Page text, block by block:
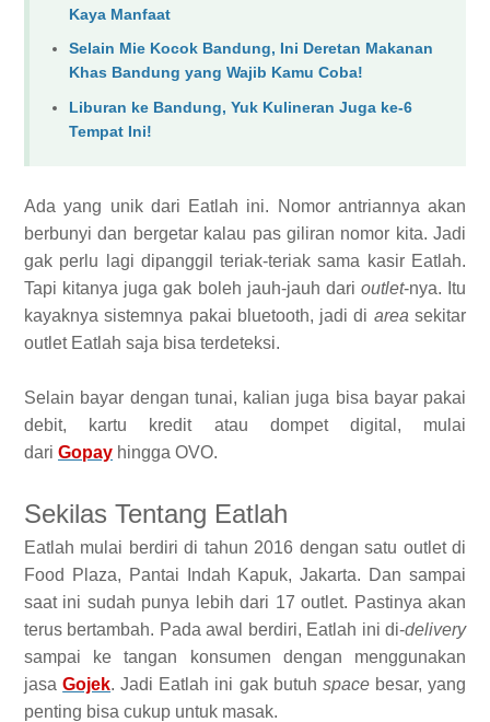
Kaya Manfaat
Selain Mie Kocok Bandung, Ini Deretan Makanan
Khas Bandung yang Wajib Kamu Coba!
Liburan ke Bandung, Yuk Kulineran Juga ke-6
Tempat Ini!
Ada yang unik dari Eatlah ini. Nomor antriannya akan
berbunyi dan bergetar kalau pas giliran nomor kita. Jadi
gak perlu lagi dipanggil teriak-teriak sama kasir Eatlah.
Tapi kitanya juga gak boleh jauh-jauh dari outlet-nya. Itu
kayaknya sistemnya pakai bluetooth, jadi di area sekitar
outlet Eatlah saja bisa terdeteksi.
Selain bayar dengan tunai, kalian juga bisa bayar pakai
debit, kartu kredit atau dompet digital, mulai
dari Gopay hingga OVO.
Sekilas Tentang Eatlah
Eatlah mulai berdiri di tahun 2016 dengan satu outlet di
Food Plaza, Pantai Indah Kapuk, Jakarta. Dan sampai
saat ini sudah punya lebih dari 17 outlet. Pastinya akan
terus bertambah. Pada awal berdiri, Eatlah ini di-delivery
sampai ke tangan konsumen dengan menggunakan
jasaGojek. Jadi Eatlah ini gak butuh spacebesar, yang
penting bisa cukup untuk masak.